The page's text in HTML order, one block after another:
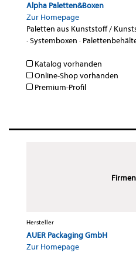
Alpha Paletten&Boxen
Zur Homepage
Paletten aus Kunststoff /
·Systemboxen ·
Katalog vorhanden
Online-Shop vorhanden
Premium-Profil
Hersteller
AUER Packaging GmbH
Zur Homepage